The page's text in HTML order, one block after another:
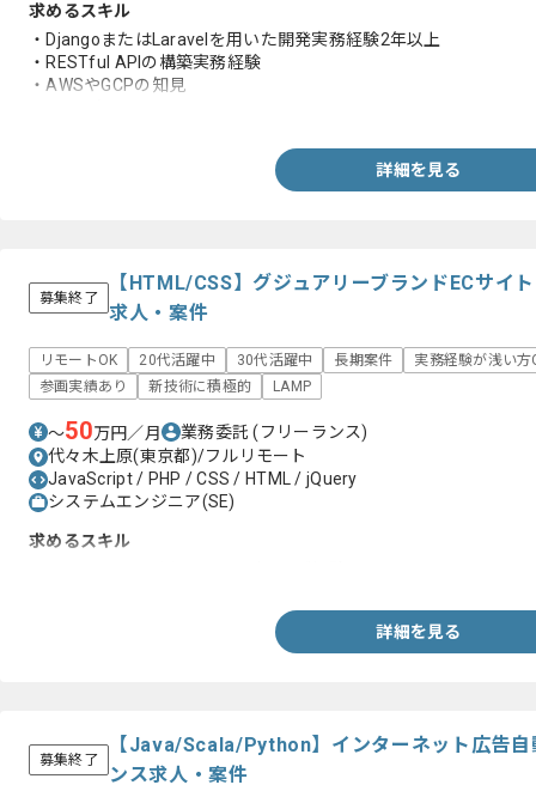
求めるスキル
・DjangoまたはLaravelを用いた開発実務経験2年以上
・RESTful APIの構築実務経験
・AWSやGCPの知見
詳細を見る
募集終了
【HTML/CSS】グジュアリーブランドECサイ
求人・案件
リモートOK 20代活躍中 30代活躍中 長期案件
実務経験が浅い方
参画実績あり
新技術に積極的 LAMP
〜50万円／月 業務委託(フリーランス)
代々木上原(東京都)/フルリモート
JavaScript / PHP / CSS / HTML / jQuery
システムエンジニア(SE)
求めるスキル
詳細を見る
募集終了
【Java/Scala/Python】インターネット広告自
ンス求人・案件